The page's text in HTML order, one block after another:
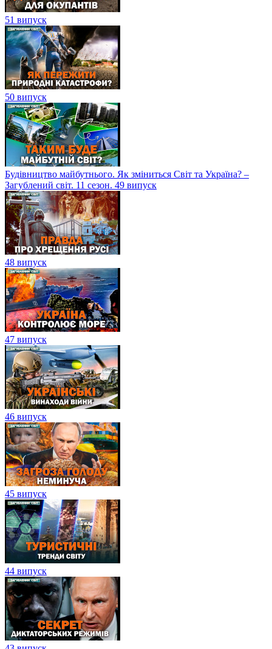
51 випуск
50 випуск
Будівництво майбутнього. Як зміниться Світ та Україна? –
Загублений світ. 11 сезон. 49 випуск
48 випуск
47 випуск
46 випуск
45 випуск
44 випуск